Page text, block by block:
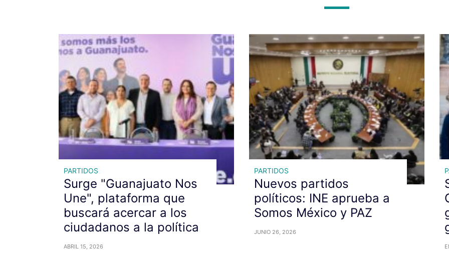
PARTIDOS
Surge "Guanajuato Nos
Une", plataforma que
buscará acercar a los
ciudadanos a la política
ABRIL 15, 2026
PARTIDOS
Nuevos partidos
políticos: INE aprueba a
Somos México y PAZ
JUNIO 26, 2026